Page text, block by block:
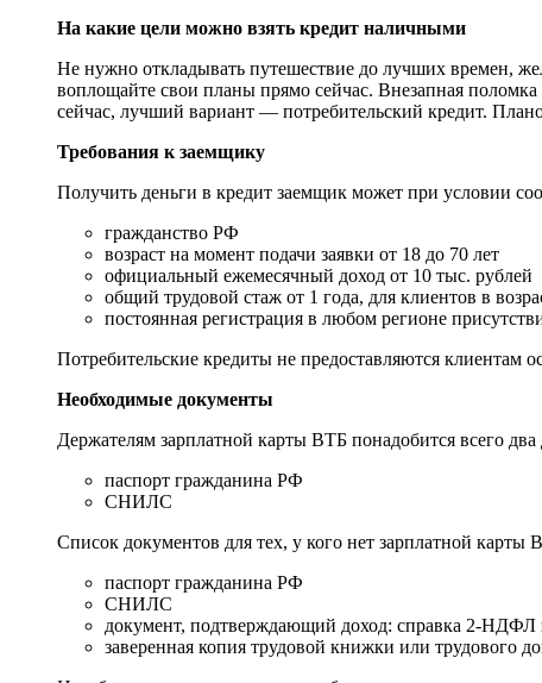
На какие цели можно взять кредит наличными
Не нужно откладывать путешествие до лучших времен,
воплощайте свои планы прямо сейчас. Внезапная
сейчас, лучший вариант — потребительский кредит.
Требования к заемщику
Получить деньги в кредит заемщик может при условии
гражданство РФ
возраст на момент подачи заявки от 18 до 70 лет
официальный ежемесячный доход от 10 тыс. рублей
общий трудовой стаж от 1 года, для клиентов в
постоянная регистрация в любом регионе
Потребительские кредиты не предоставляются клиентам
Необходимые документы
Держателям зарплатной карты ВТБ понадобится всего два
паспорт гражданина РФ
СНИЛС
Список документов для тех, у кого нет зарплатной карты
паспорт гражданина РФ
СНИЛС
документ, подтверждающий доход: справка 2-НДФЛ
заверенная копия трудовой книжки или трудового